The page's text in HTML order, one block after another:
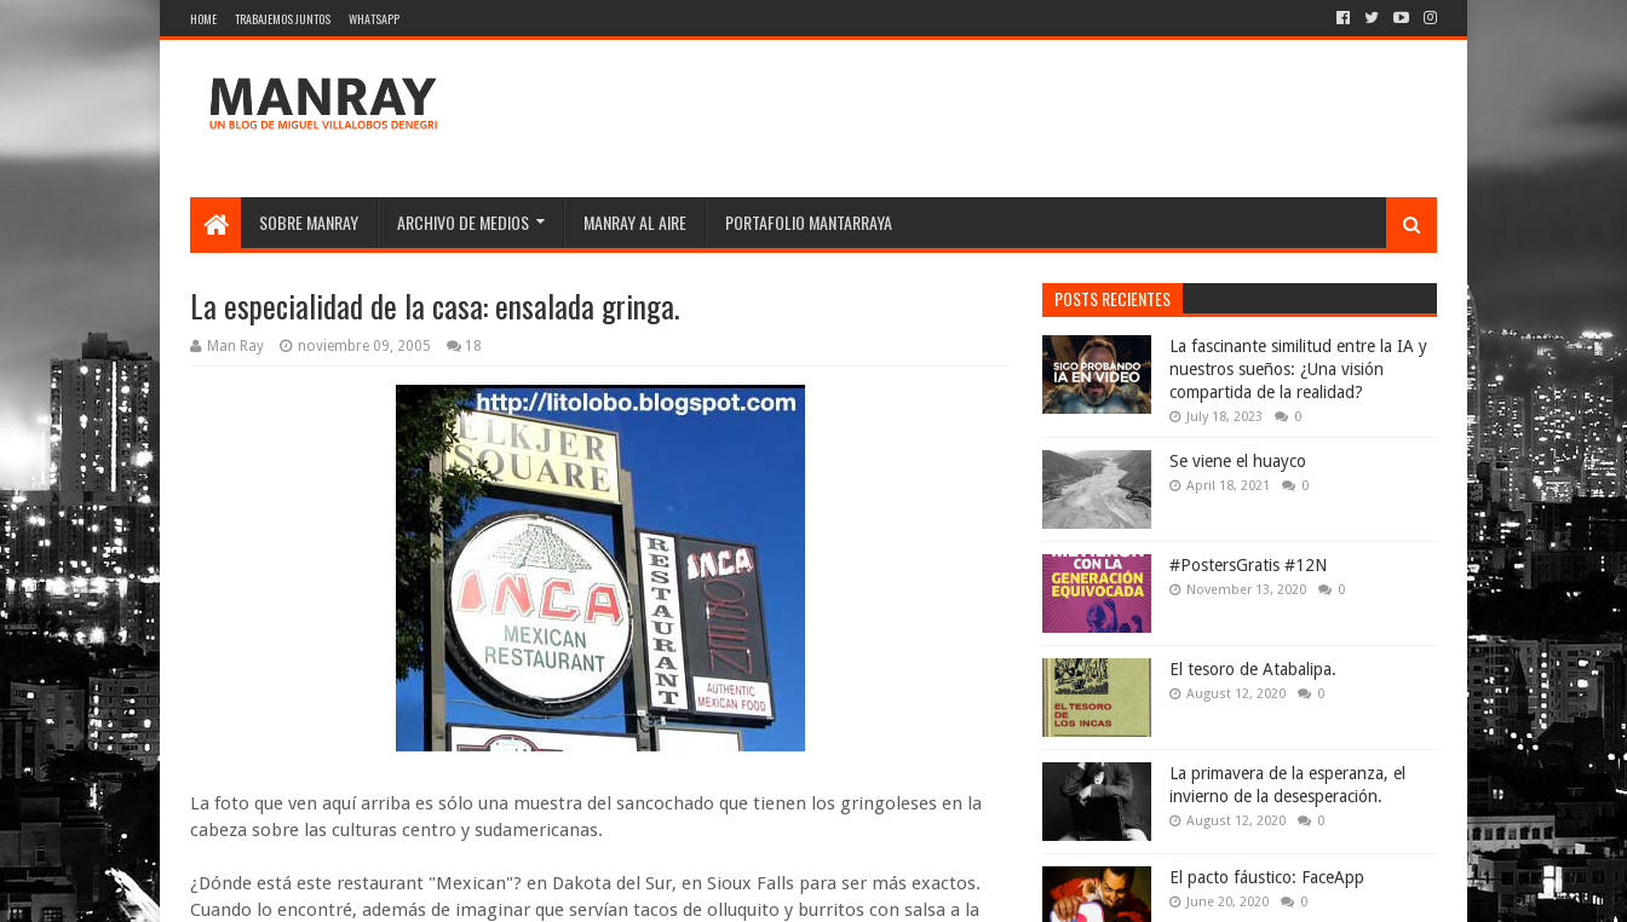
HOME TRABAJEMOS JUNTOS WHATSAPP
SOBRE MANRAY ARCHIVO DE MEDIOS MANRAY AL AIRE PORTAFOLIO MANTARRAYA
La especialidad de la casa: ensalada gringa.
Man Ray noviembre 09, 2005 18
La foto que ven aquí arriba es sólo una muestra del sancochado que tienen los gringoleses en la
cabeza sobre las culturas centro y sudamericanas.
¿Dónde está este restaurant "Mexican"? en Dakota del Sur, en Sioux Falls para ser más exactos.
Cuando lo encontré, además de imaginar que servían tacos de olluquito y burritos con salsa a la
POSTS RECIENTES
La fascinante similitud entre la IA y
nuestros sueños: ¿Una visión
compartida de la realidad?
July 18, 2023 0
Se viene el huayco
April 18, 2021 0
#PostersGratis #12N
November 13, 2020 0
El tesoro de Atabalipa.
August 12, 2020 0
La primavera de la esperanza, el
invierno de la desesperación.
August 12, 2020 0
El pacto fáustico: FaceApp
June 20, 2020 0